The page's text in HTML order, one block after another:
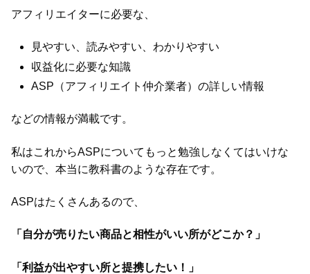
アフィリエイターに必要な、
見やすい、読みやすい、わかりやすい
収益化に必要な知識
ASP（アフィリエイト仲介業者）の詳しい情報
などの情報が満載です。
私はこれからASPについてもっと勉強しなくてはいけな
いので、本当に教科書のような存在です。
ASPはたくさんあるので、
「自分が売りたい商品と相性がいい所がどこか？」
「利益が出やすい所と提携したい！」